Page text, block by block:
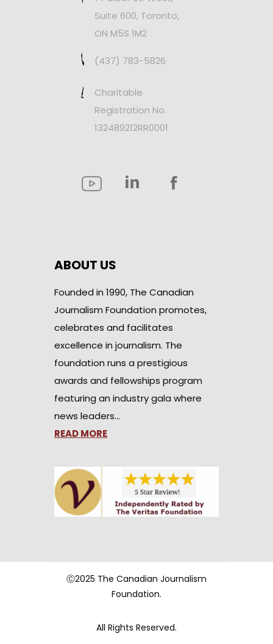
Suite 600, Toronto,
ON M5S 1M2
(437) 783-5826
Charitable
Registration No.
132489212RR0001
ABOUT US
Founded in 1990, The Canadian
Journalism Foundation promotes,
celebrates and facilitates
excellence in journalism. The
foundation runs a prestigious
awards and fellowships program
featuring an industry gala where
news leaders…
READ MORE
Ⓒ2025 The Canadian Journalism
Foundation.
All Rights Reserved.